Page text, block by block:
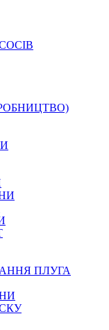
ПЛУГА